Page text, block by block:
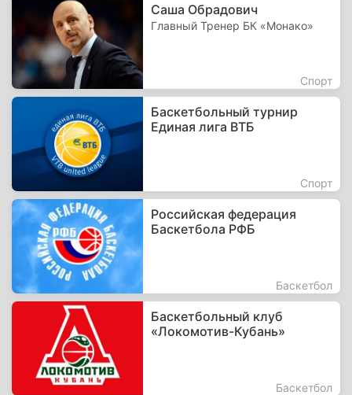
Саша Обрадович
Главный Тренер БК «Монако»
Спорт
Баскетбольный турнир
Единая лига ВТБ
Спорт
Российская федерация
Баскетбола РФБ
Баскетбол
Баскетбольный клуб
«Локомотив-Кубань»
Баскетбол